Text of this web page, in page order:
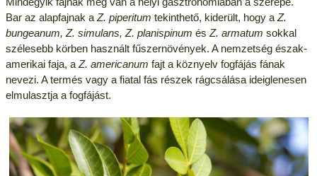
Bar az alapfajnak a Z. piperitum tekinthető, kiderült, hogy a Z.
bungeanum, Z. simulans, Z. planispinum és Z. armatum sokkal
szélesebb körben használt fűszernövények. A nemzetség észak-
amerikai faja, a Z. americanum fajt a köznyelv fogfájás fának
nevezi. A termés vagy a fiatal fás részek rágcsálása ideiglenesen
elmulasztja a fogfájást.